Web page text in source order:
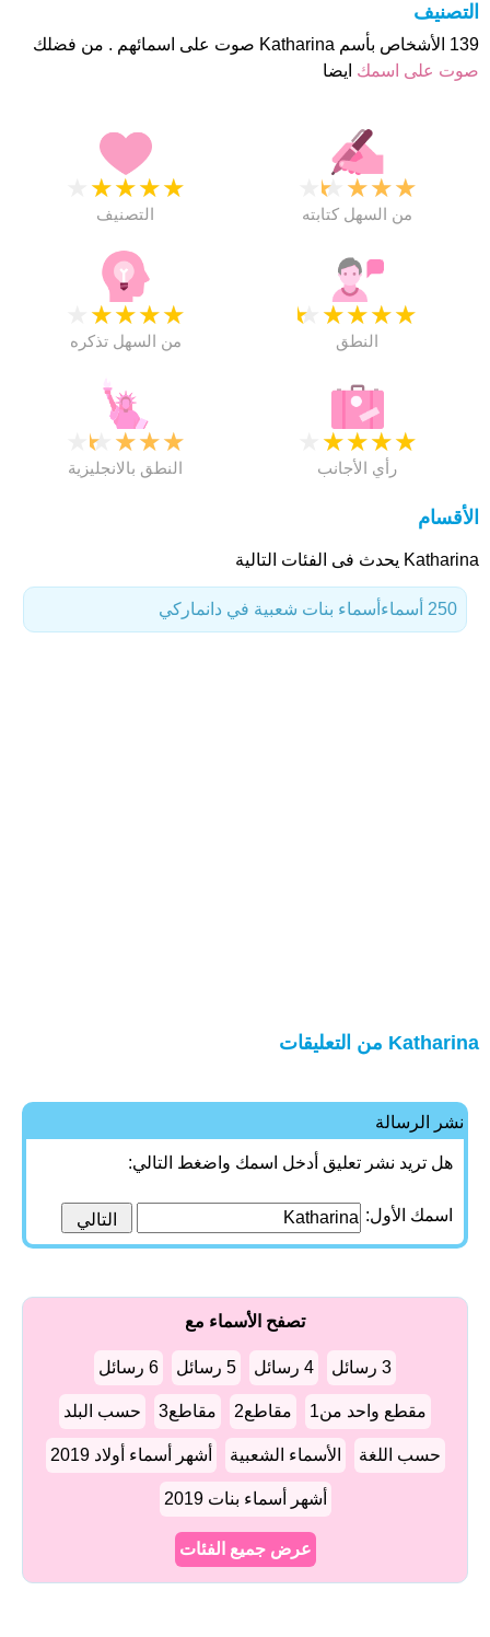
التصنيف
139 الأشخاص بأسم Katharina صوت على اسمائهم . من فضلك
صوت على اسمك ايضا
★
★
★
★
التصنيف
★
★
★
★
من السهل كتابته
★
★
★
★
من السهل تذكره
★
★
★
★
★
النطق
★
★
★
★
النطق بالانجليزية
★
★
★
★
رأي الأجانب
الأقسام
Katharina يحدث فى الفئات التالية
أسماء بنات شعبية في دانماركي 250 أسماء
Katharina من التعليقات
نشر الرسالة
هل تريد نشر تعليق أدخل اسمك واضغط التالي:
اسمك الأول:
تصفح الأسماء مع
3 رسائل 4 رسائل 5 رسائل 6 رسائل
مقطع واحد من1 مقاطع2 مقاطع3 حسب البلد
حسب اللغة الأسماء الشعبية أشهر أسماء أولاد 2019
أشهر أسماء بنات 2019
عرض جميع الفئات